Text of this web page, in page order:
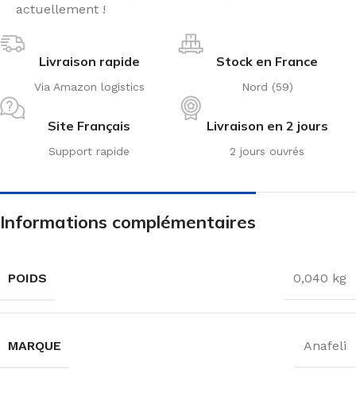
actuellement !
Livraison rapide
Via Amazon logistics
Stock en France
Nord (59)
Site Français
Support rapide
Livraison en 2 jours
2 jours ouvrés
Informations complémentaires
POIDS 0,040 kg
MARQUE Anafeli